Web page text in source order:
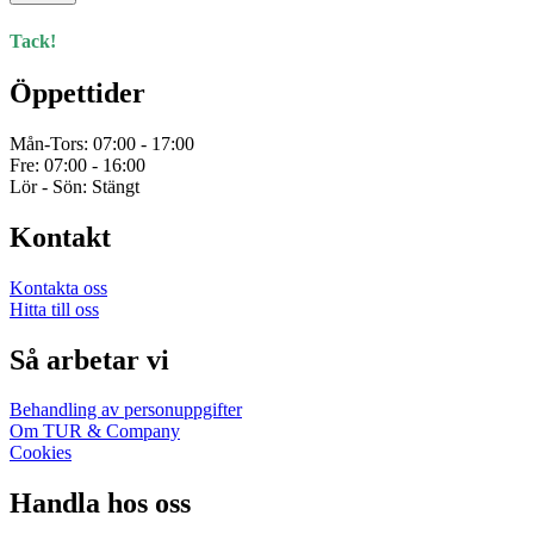
Tack!
Öppettider
Mån-Tors: 07:00 - 17:00
Fre: 07:00 - 16:00
Lör - Sön: Stängt
Kontakt
Kontakta oss
Hitta till oss
Så arbetar vi
Behandling av personuppgifter
Om TUR & Company
Cookies
Handla hos oss